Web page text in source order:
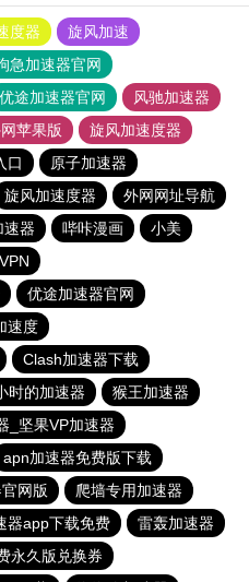
度器
旋风加速
急加速器官网
优途加速器官网
风驰加速器
苹果版
旋风加速度器
口
原子加速器
旋风加速度器
外网网址导航
速器 哔咔漫画
小美
优途加速器官网
速度
Clash加速器下载
时的加速器
猴王加速器
_坚果VP加速器
apn加速器免费版下载
网版
爬墙专用加速器
器app下载免费
雷轰加速器
永久版兑换券